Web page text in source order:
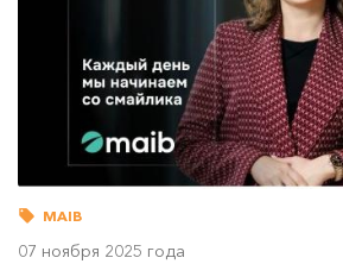
MAIB
07 ноября 2025 года